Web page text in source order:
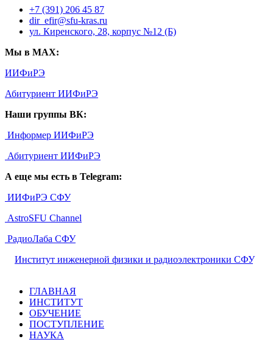
+7 (391) 206 45 87
dir_efir@sfu-kras.ru
ул. Киренского, 28, корпус №12 (Б)
Мы в MAX:
ИИФиРЭ
Абитуриент ИИФиРЭ
Наши группы ВК:
Информер ИИФиРЭ
Абитуриент ИИФиРЭ
А еще мы есть в Telegram:
ИИФиРЭ СФУ
AstroSFU Channel
РадиоЛаба СФУ
Институт инженерной физики и радиоэлектроники СФУ,
ГЛАВНАЯ
ИНСТИТУТ
ОБУЧЕНИЕ
ПОСТУПЛЕНИЕ
НАУКА